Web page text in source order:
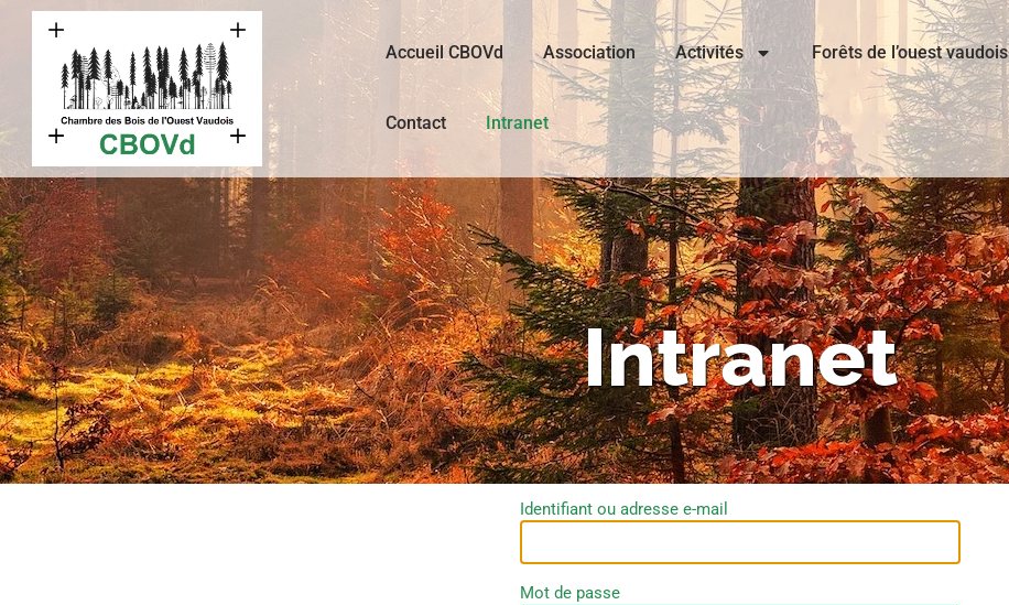
Accueil CBOVd Association Activités Forêts de l’ouest vaudois
Contact Intranet
Intranet
Identifiant ou adresse e-mail
Mot de passe